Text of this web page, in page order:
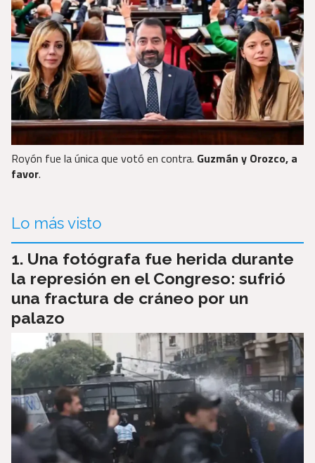
Royón fue la única que votó en contra. Guzmán y Orozco, a
favor.
Lo más visto
Una fotógrafa fue herida durante
la represión en el Congreso: sufrió
una fractura de cráneo por un
palazo